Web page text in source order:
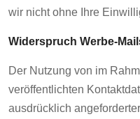
wir nicht ohne Ihre
Widerspruch Werbe-
Der Nutzung von im
veröffentlichten
ausdrücklich